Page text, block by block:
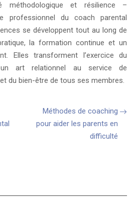
méthodologique et résilience –
professionnel du coach parental
se développent tout au long de
la formation continue et un
Elles transforment l’exercice du
art relationnel au service de
du bien-être de tous ses membres.
Méthodes de coaching
pour aider les parents en
difficulté